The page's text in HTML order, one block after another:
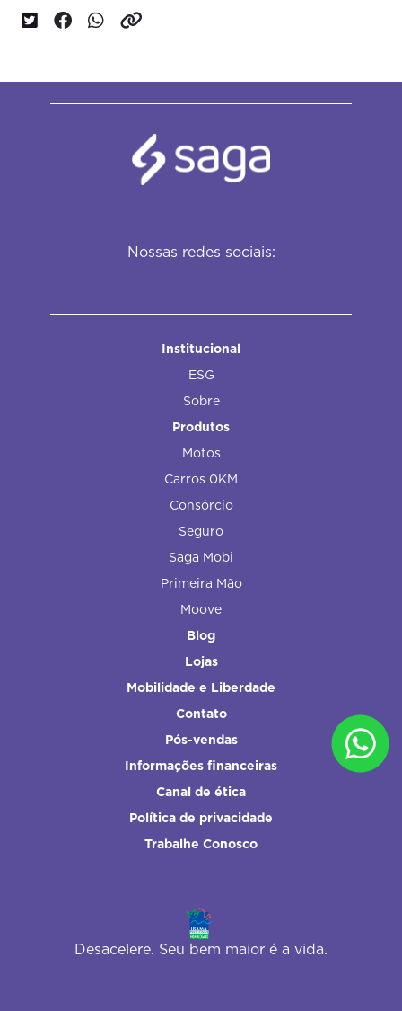
Nossas redes sociais:
Institucional
ESG
Sobre
Produtos
Motos
Carros 0KM
Consórcio
Seguro
Saga Mobi
Primeira Mão
Moove
Blog
Lojas
Mobilidade e Liberdade
Contato
Pós-vendas
Informações financeiras
Canal de ética
Política de privacidade
Trabalhe Conosco
Desacelere. Seu bem maior é a vida.